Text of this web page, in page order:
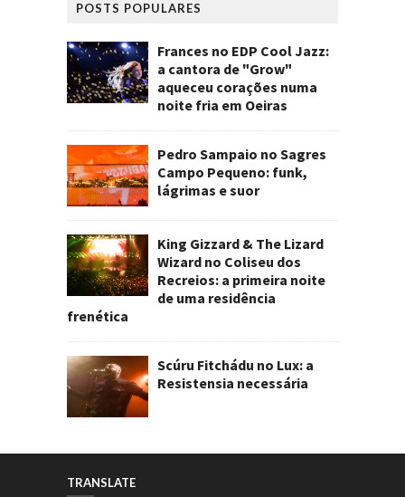
POSTS POPULARES
Frances no EDP Cool Jazz:
a cantora de "Grow"
aqueceu corações numa
noite fria em Oeiras
Pedro Sampaio no Sagres
Campo Pequeno: funk,
lágrimas e suor
King Gizzard & The Lizard
Wizard no Coliseu dos
Recreios: a primeira noite
de uma residência
frenética
Scúru Fitchádu no Lux: a
Resistensia necessária
TRANSLATE